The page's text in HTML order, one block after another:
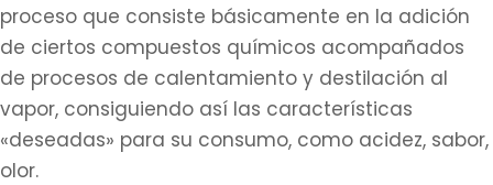
proceso que consiste básicamente en la adición
de ciertos compuestos químicos acompañados
de procesos de calentamiento y destilación al
vapor, consiguiendo así las características
«deseadas» para su consumo, como acidez, sabor,
olor.